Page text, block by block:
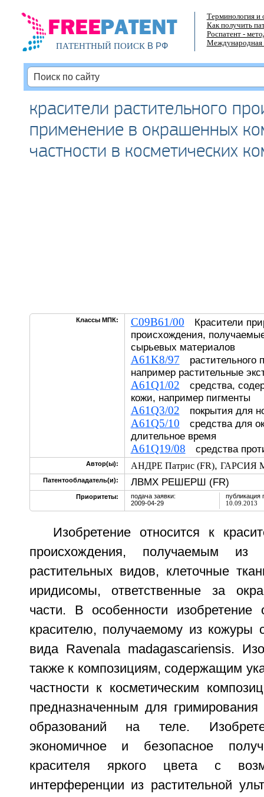
ПАТЕНТНЫЙ ПОИСКВ РФ
Терминология и
Как получить
Роспатент -
Международная
красители растительного
применение в окрашенных
частности в косметических
Классы МПК: C09B61/00 Красители
происхождения,
сырьевых материалов
A61K8/97 растительного
например растительные
A61Q1/02 средства,
кожи, например пигменты
A61Q3/02 покрытия для
A61Q5/10 средства для
длительное время
A61Q19/08 средства
Автор(ы): АНДРЕ Патрис (FR), ГАРСИЯ
Патентообладатель(и): ЛВМХ РЕШЕРШ (FR)
Приоритеты:
подача заявки:
2009-04-29
публикация
10.09.2013
Изобретение относится к
происхождения, получаемым из
растительных видов, клеточные
иридисомы, ответственные за
части. В особенности изобретение
красителю, получаемому из кожуры
вида Ravenala madagascariensis.
также к композициям, содержащим
частности к косметическим
предназначенным для
образований на теле.
экономичное и безопасное
красителя яркого цвета с
интерференции из растительной